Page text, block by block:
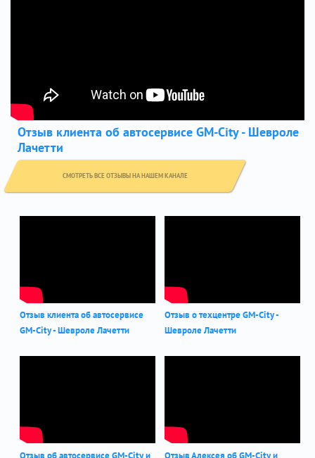
Отзыв клиента об автосервисе GM-City - Шевроле
Лачетти
СМОТРЕТЬ ВСЕ ОТЗЫВЫ НА НАШЕМ КАНАЛЕ
Отзыв клиента об автосервисе
GM-City - Шевроле Лачетти
Отзыв о техцентре GM-City -
Шевроле Лачетти
Отзыв об автосервисе GM-City и
Отзыв Алексея об GM-City и